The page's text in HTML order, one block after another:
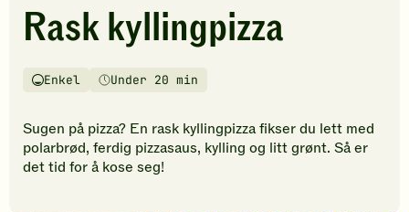
har
foreløpig
vurderinger.
den
første
til
Rask kyllingpizza
Vanskelighetsgrad
Enkel
TilberedningstidUnder 20 min
Sugen på pizza? En rask kyllingpizza fikser du lett med
polarbrød, ferdig pizzasaus, kylling og litt grønt. Så er
det tid for å kose seg!